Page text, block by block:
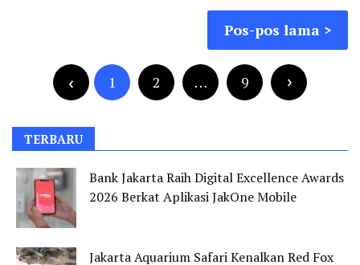
Pos-pos lama
1 2 … 9
TERBARU
Bank Jakarta Raih Digital Excellence Awards
2026 Berkat Aplikasi JakOne Mobile
Jakarta Aquarium Safari Kenalkan Red Fox